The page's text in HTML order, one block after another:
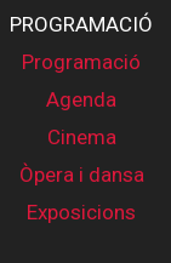
PROGRAMACIÓ
Programació
Agenda
Cinema
Òpera i dansa
Exposicions